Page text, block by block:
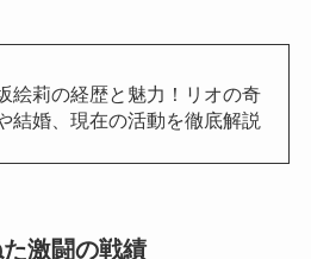
絵莉の経歴と魅力！リオの奇
結婚、現在の活動を徹底解説
激闘の戦績